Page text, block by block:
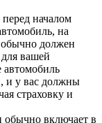
перед началом
на
обычно должен
вашей
автомобиль
и у вас должны
страховку и
обычно включает в